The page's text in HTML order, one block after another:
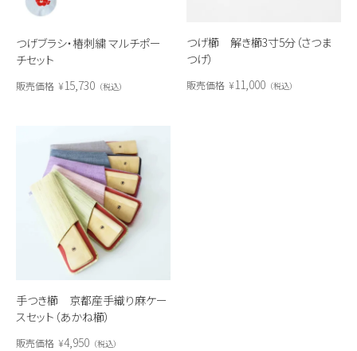
つげブラシ・椿刺繍 マルチポー
チセット
販売価格 ¥15,730 税込
つげ櫛 解き櫛3寸5分（さつま
つげ）
販売価格 ¥11,000 税込
手つき櫛 京都産手織り麻ケー
スセット（あかね櫛）
販売価格 ¥4,950 税込